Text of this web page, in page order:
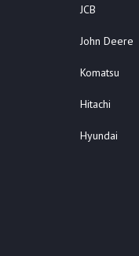
JCB
John Deere
Komatsu
Hitachi
Hyundai